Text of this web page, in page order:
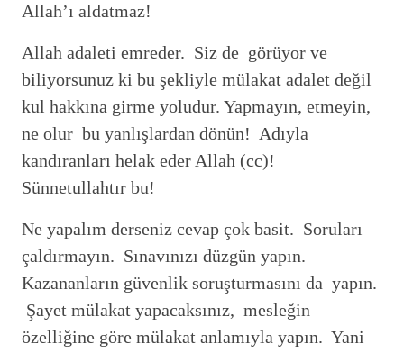
Allah’ı aldatmaz!
Allah adaleti emreder. Siz de görüyor ve
biliyorsunuz ki bu şekliyle mülakat adalet değil
kul hakkına girme yoludur. Yapmayın, etmeyin,
ne olur bu yanlışlardan dönün! Adıyla
kandıranları helak eder Allah (cc)!
Sünnetullahtır bu!
Ne yapalım derseniz cevap çok basit. Soruları
çaldırmayın. Sınavınızı düzgün yapın.
Kazananların güvenlik soruşturmasını da yapın.
Şayet mülakat yapacaksınız, mesleğin
özelliğine göre mülakat anlamıyla yapın. Yani